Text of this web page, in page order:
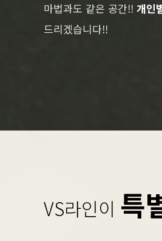
마법과도 같은 공간!! 개인
드리겠습니다!!
VS라인이 특